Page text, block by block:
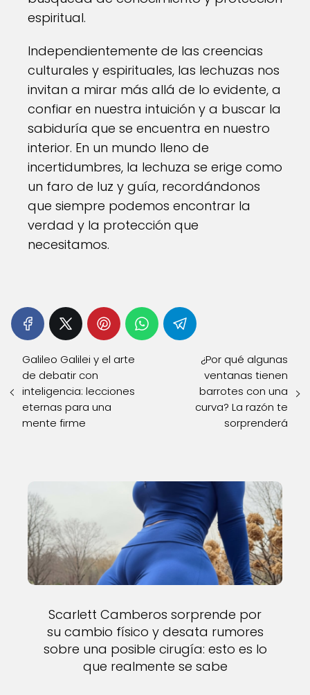
espiritual.
Independientemente de las creencias
culturales y espirituales, las lechuzas nos
invitan a mirar más allá de lo evidente, a
confiar en nuestra intuición y a buscar la
sabiduría que se encuentra en nuestro
interior. En un mundo lleno de
incertidumbres, la lechuza se erige como
un faro de luz y guía, recordándonos
que siempre podemos encontrar la
verdad y la protección que
necesitamos.
Galileo Galilei y el arte
de debatir con
inteligencia: lecciones
eternas para una
mente firme
¿Por qué algunas
ventanas tienen
barrotes con una
curva? La razón te
sorprenderá
Scarlett Camberos sorprende por
su cambio físico y desata rumores
sobre una posible cirugía: esto es lo
que realmente se sabe